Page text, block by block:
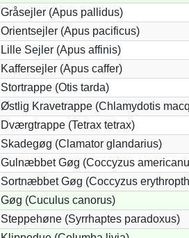
Gråsejler (Apus pallidus)
Orientsejler (Apus pacificus)
Lille Sejler (Apus affinis)
Kaffersejler (Apus caffer)
Stortrappe (Otis tarda)
Østlig Kravetrappe (Chlamydotis
Dværgtrappe (Tetrax tetrax)
Skadegøg (Clamator glandarius)
Gulnæbbet Gøg (Coccyzus
Sortnæbbet Gøg (Coccyzus
Gøg (Cuculus canorus)
Steppehøne (Syrrhaptes paradoxus)